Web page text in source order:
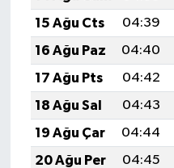
15 Ağu Cts
04:39
16 Ağu Paz
04:40
17 Ağu Pts
04:42
18 Ağu Sal
04:43
19 Ağu Çar
04:44
20 Ağu Per
04:45